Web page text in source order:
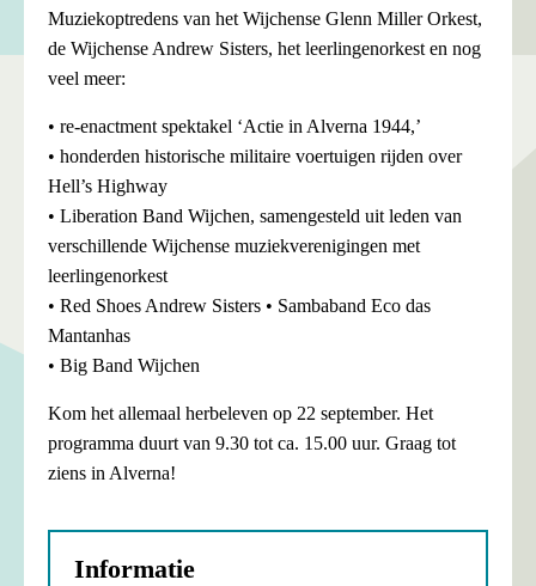
Muziekoptredens van het Wijchense Glenn Miller Orkest,
de Wijchense Andrew Sisters, het leerlingenorkest en nog
veel meer:
• re-enactment spektakel ‘Actie in Alverna 1944,’
• honderden historische militaire voertuigen rijden over
Hell’s Highway
• Liberation Band Wijchen, samengesteld uit leden van
verschillende Wijchense muziekverenigingen met
leerlingenorkest
• Red Shoes Andrew Sisters • Sambaband Eco das
Mantanhas
• Big Band Wijchen
Kom het allemaal herbeleven op 22 september. Het
programma duurt van 9.30 tot ca. 15.00 uur. Graag tot
ziens in Alverna!
Informatie